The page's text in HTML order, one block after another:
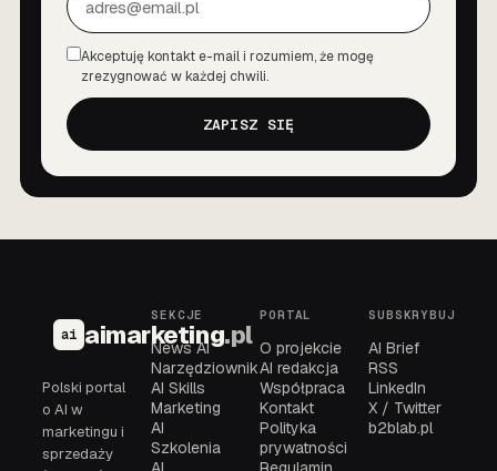
Zgoda
Akceptuję kontakt e-mail i rozumiem, że mogę
zrezygnować w każdej chwili.
ZAPISZ SIĘ
ai aimarketing.pl
Polski portal
o AI w
marketingu i
sprzedaży
SEKCJE
News AI
Narzędziownik
AI Skills
Marketing
AI
Szkolenia
PORTAL
O projekcie
AI redakcja
Współpraca
Kontakt
Polityka
prywatności
SUBSKRYBUJ
AI Brief
RSS
LinkedIn
X / Twitter
b2blab.pl